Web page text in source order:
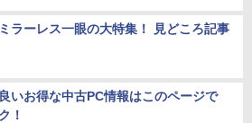
ラーレス一眼の大特集！ 見どころ記事
いお得な中古PC情報はこのページで
！